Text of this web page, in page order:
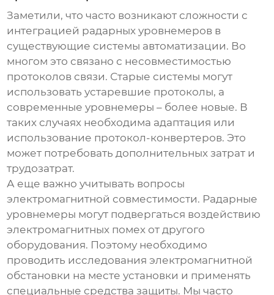
Заметили, что часто возникают сложности с
интеграцией радарных уровнемеров в
существующие системы автоматизации. Во
многом это связано с несовместимостью
протоколов связи. Старые системы могут
использовать устаревшие протоколы, а
современные уровнемеры – более новые. В
таких случаях необходима адаптация или
использование протокол-конвертеров. Это
может потребовать дополнительных затрат и
трудозатрат.
А еще важно учитывать вопросы
электромагнитной совместимости. Радарные
уровнемеры могут подвергаться воздействию
электромагнитных помех от другого
оборудования. Поэтому необходимо
проводить исследования электромагнитной
обстановки на месте установки и применять
специальные средства защиты. Мы часто